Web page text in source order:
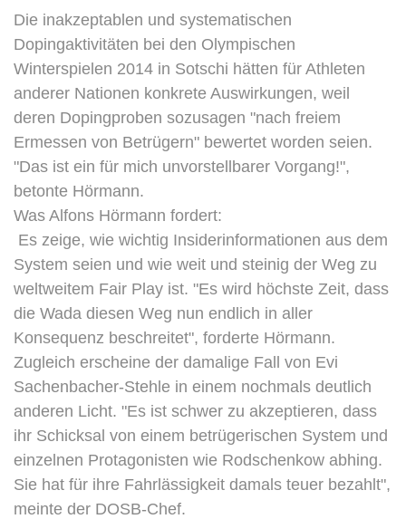
Die inakzeptablen und systematischen
Dopingaktivitäten bei den Olympischen
Winterspielen 2014 in Sotschi hätten für Athleten
anderer Nationen konkrete Auswirkungen, weil
deren Dopingproben sozusagen "nach freiem
Ermessen von Betrügern" bewertet worden seien.
"Das ist ein für mich unvorstellbarer Vorgang!",
betonte Hörmann.
Was Alfons Hörmann fordert:
Es zeige, wie wichtig Insiderinformationen aus dem
System seien und wie weit und steinig der Weg zu
weltweitem Fair Play ist. "Es wird höchste Zeit, dass
die Wada diesen Weg nun endlich in aller
Konsequenz beschreitet", forderte Hörmann.
Zugleich erscheine der damalige Fall von Evi
Sachenbacher-Stehle in einem nochmals deutlich
anderen Licht. "Es ist schwer zu akzeptieren, dass
ihr Schicksal von einem betrügerischen System und
einzelnen Protagonisten wie Rodschenkow abhing.
Sie hat für ihre Fahrlässigkeit damals teuer bezahlt",
meinte der DOSB-Chef.